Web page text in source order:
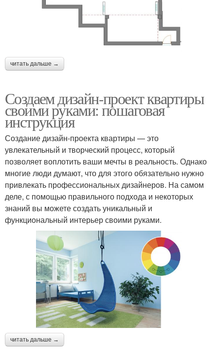
читать дальше →
Создаем дизайн-проект квартиры
своими руками: пошаговая
инструкция
Создание дизайн-проекта квартиры — это
увлекательный и творческий процесс, который
позволяет воплотить ваши мечты в реальность. Однако
многие люди думают, что для этого обязательно нужно
привлекать профессиональных дизайнеров. На самом
деле, с помощью правильного подхода и некоторых
знаний вы можете создать уникальный и
функциональный интерьер своими руками.
читать дальше →